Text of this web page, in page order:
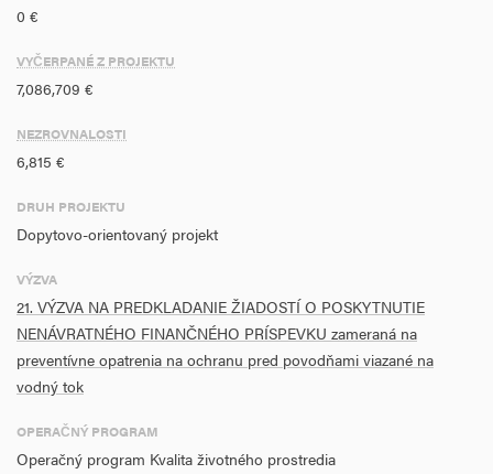
0 €
VYČERPANÉ Z PROJEKTU
7,086,709 €
NEZROVNALOSTI
6,815 €
DRUH PROJEKTU
Dopytovo-orientovaný projekt
VÝZVA
21. VÝZVA NA PREDKLADANIE ŽIADOSTÍ O POSKYTNUTIE
NENÁVRATNÉHO FINANČNÉHO PRÍSPEVKU zameraná na
preventívne opatrenia na ochranu pred povodňami viazané na
vodný tok
OPERAČNÝ PROGRAM
Operačný program Kvalita životného prostredia